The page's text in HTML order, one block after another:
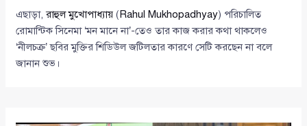
এছাড়া,রাহুল মুখোপাধ্যায় ( Rahul Mukhopadhyay) পরিচালিত
রোমান্টিক সিনেমা ‘মন মানে না’-তেও তার কাজ করার কথা থাকলেও
‘নীলচক্র’ ছবির মুক্তির শিডিউল জটিলতার কারণে সেটি করছেন না বলে
জানান শুভ।